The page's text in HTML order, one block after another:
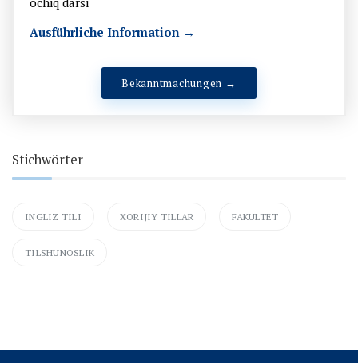
Ausführliche Information →
Bekanntmachungen →
Stichwörter
INGLIZ TILI XORIJIY TILLAR FAKULTET
TILSHUNOSLIK